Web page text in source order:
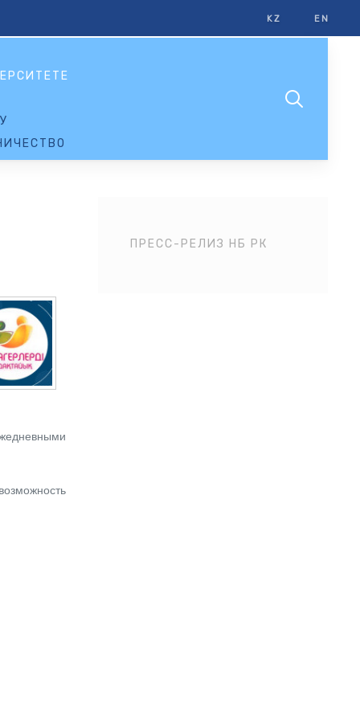
KZ EN
ПРЕСС-РЕЛИЗ НБ РК